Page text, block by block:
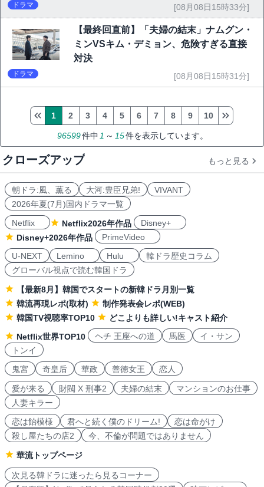
ドラマ [08月08日15時33分]
【最終回直前】「夫婦の結末」ナムグン・
ミンVSキム・デミョン、危険すぎる直接
対決
ドラマ [08月08日15時31分]
96599件中 1 ～ 15件を表示しています。
1 2 3 4 5 6 7 8 9 10
クローズアップ もっと見る
朝ドラ:風、薫る 大河:豊臣兄弟!
VIVANT
2026年夏(7月)国内ドラマ一覧
Netflix
Netflix2026年作品
Disney+
Disney+2026年作品
PrimeVideo
U-NEXT
Lemino Hulu
韓ドラ歴史コラム
グローバル視点で読む韓国ドラ
【最新8月】韓国でスタートの新韓ドラ月別一覧
韓流再現レポ(取材)
制作発表会レポ(WEB)
韓国TV視聴率TOP10
どこよりも詳しい!キャスト紹介
Netflix世界TOP10
ヘチ 王座への道 馬医
イ・サン
トンイ
鬼宮
奇皇后 華政 善徳女王 恋人
愛が来る 財閥 X 刑事2 夫婦の結末
マンションのお仕事
人妻キラー
恋は飴模様
君へと続く僕のドリーム!
恋は命がけ
殺し屋たちの店2
今、不倫が問題ではありません
華流トップページ
次見る韓ドラに迷ったら見るコーナー